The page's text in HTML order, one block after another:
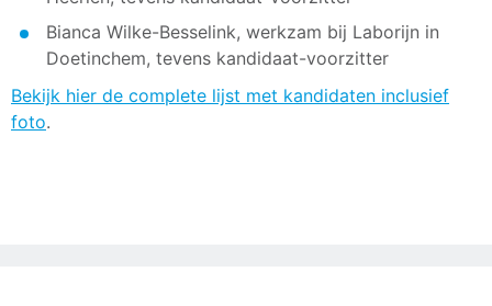
Bianca Wilke-Besselink, werkzam bij Laborijn in
Doetinchem, tevens kandidaat-voorzitter
Bekijk hier de complete lijst met kandidaten inclusief
foto.